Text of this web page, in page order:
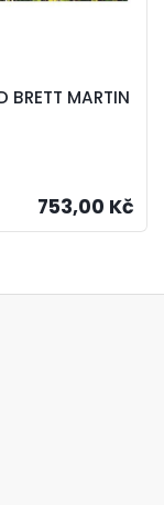
BRETT MARTIN
753,00 Kč